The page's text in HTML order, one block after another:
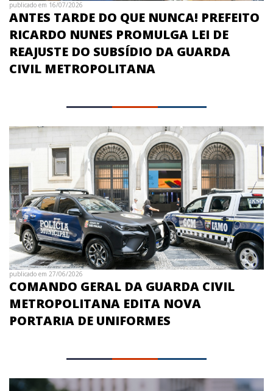
publicado em 16/07/2026
ANTES TARDE DO QUE NUNCA! PREFEITO
RICARDO NUNES PROMULGA LEI DE
REAJUSTE DO SUBSÍDIO DA GUARDA
CIVIL METROPOLITANA
publicado em 27/06/2026
COMANDO GERAL DA GUARDA CIVIL
METROPOLITANA EDITA NOVA
PORTARIA DE UNIFORMES